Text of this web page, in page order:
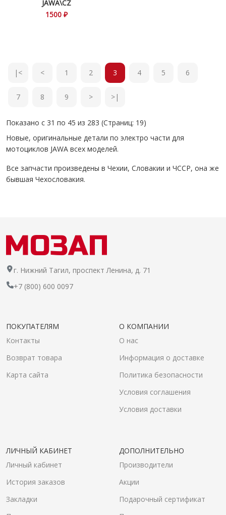
JAWA\CZ
1500 ₽
|< < 1 2 3 4 5 6
7 8 9 > >|
Показано с 31 по 45 из 283 (Страниц: 19)
Новые, оригинальные детали по электро части для
мотоциклов JAWA всех моделей.
Все запчасти произведены в Чехии, Словакии и ЧССР, она же
бывшая Чехословакия.
г. Нижний Тагил, проспект Ленина, д. 71
+7 (800) 600 0097
ПОКУПАТЕЛЯМ
Контакты
Возврат товара
Карта сайта
О КОМПАНИИ
О нас
Информация о доставке
Политика безопасности
Условия соглашения
Условия доставки
ЛИЧНЫЙ КАБИНЕТ
Личный кабинет
История заказов
Закладки
ДОПОЛНИТЕЛЬНО
Производители
Акции
Подарочный сертификат